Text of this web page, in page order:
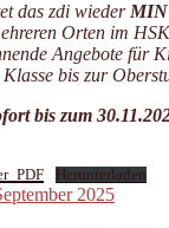
das zdi wieder
Orten im
Angebote für
bis zur
bis zum
Herunterladen
2025